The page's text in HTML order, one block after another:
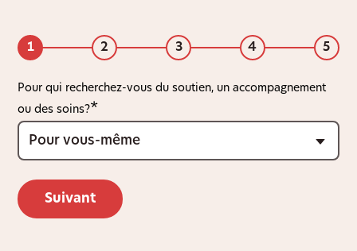
1 2 3 4 5
Pour qui recherchez-vous du soutien, un accompagnement
ou des soins?